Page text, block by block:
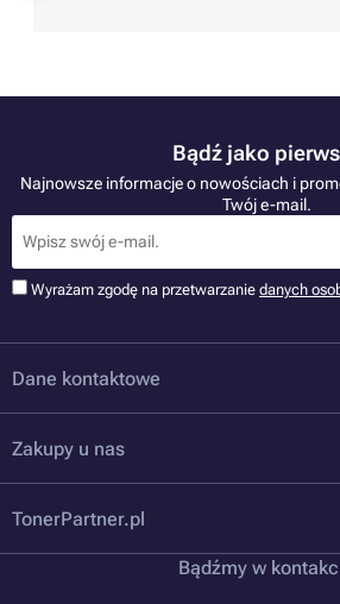
Bądź jako
Najnowsze informacje o nowościach i
Twój e-mail.
Wyrażam zgodę na przetwarzanie danych
Dane kontaktowe
Zakupy u nas
TonerPartner.pl
Bądźmy w